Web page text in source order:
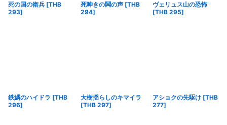
死の国の衛兵 [THB
293]
死呻きの鬨の声 [THB
294]
ヴェリュス山の恐怖
[THB 295]
鉄鱗のハイドラ [THB
296]
大樹揺らしのキマイラ
[THB 297]
アショクの先駆け [THB
277]